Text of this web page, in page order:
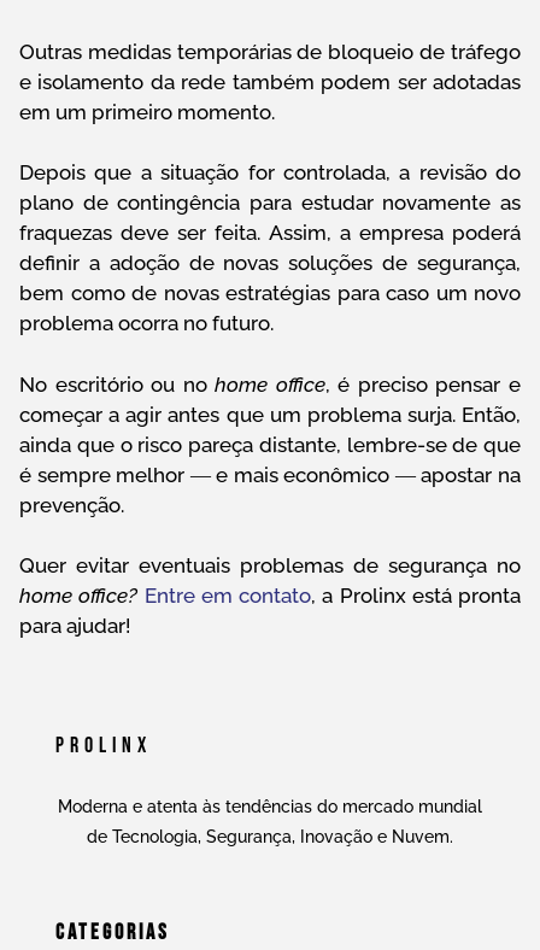
Outras medidas temporárias de bloqueio de tráfego
e isolamento da rede também podem ser adotadas
em um primeiro momento.
Depois que a situação for controlada, a revisão do
plano de contingência para estudar novamente as
fraquezas deve ser feita. Assim, a empresa poderá
definir a adoção de novas soluções de segurança,
bem como de novas estratégias para caso um novo
problema ocorra no futuro.
No escritório ou nohome office, é preciso pensar e
começar a agir antes que um problema surja. Então,
ainda que o risco pareça distante, lembre-se de que
é sempre melhor ― e mais econômico ― apostar na
prevenção.
Quer evitar eventuais problemas de segurança no
home office? Entre em contato, a Prolinx está pronta
para ajudar!
Prolinx
Moderna e atenta às tendências do mercado mundial
de Tecnologia, Segurança, Inovação e Nuvem.
Categorias